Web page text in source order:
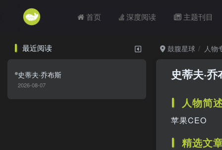
首页 深度阅读 主题刊目
最近阅读
史蒂夫·乔布斯
2026-08-07
鼓腹星球 人物
史蒂夫·
人物简
苹果CEO
精选文